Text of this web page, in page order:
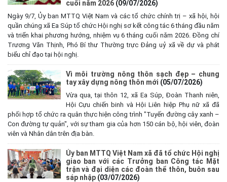
cuối năm 2026 (09/07/2026)
Ngày 9/7, Ủy ban MTTQ Việt Nam và các tổ chức chính trị – xã hội, hội
quần chúng xã Ea Súp tổ chức Hội nghị sơ kết công tác 6 tháng đầu năm
và triển khai phương hướng, nhiệm vụ 6 tháng cuối năm 2026. Đồng chí
Trương Văn Thịnh, Phó Bí thư Thường trực Đảng uỷ xã về dự và phát
biểu chỉ đạo tại hội nghị.
Vì môi trường nông thôn sạch đẹp – chung
tay xây dựng nông thôn mới (05/07/2026)
Vừa qua, tại thôn 12, xã Ea Súp, Đoàn Thanh niên,
Hội Cựu chiến binh và Hội Liên hiệp Phụ nữ xã đã
phối hợp tổ chức ra quân thực hiện công trình "Tuyến đường cây xanh –
Con đường tự quản", với sự tham gia của hơn 150 cán bộ, hội viên, đoàn
viên và Nhân dân trên địa bàn.
Ủy ban MTTQ Việt Nam xã đã tổ chức Hội nghị
giao ban với các Trưởng ban Công tác Mặt
trận và đại diện các đoàn thể thôn, buôn sau
sáp nhập (03/07/2026)